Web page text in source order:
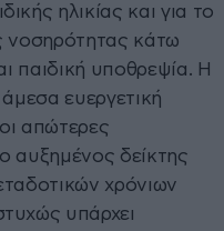
ηλικίας και για το
νοσηρότητας κάτω
παιδική υποθρεψία. Η
ευεργετική
απώτερες
ο αυξημένος δείκτης
χρόνιων
υπάρχει